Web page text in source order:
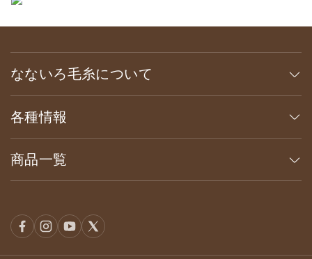
なないろ毛糸について
各種情報
商品一覧